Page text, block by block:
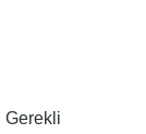
Gerekli